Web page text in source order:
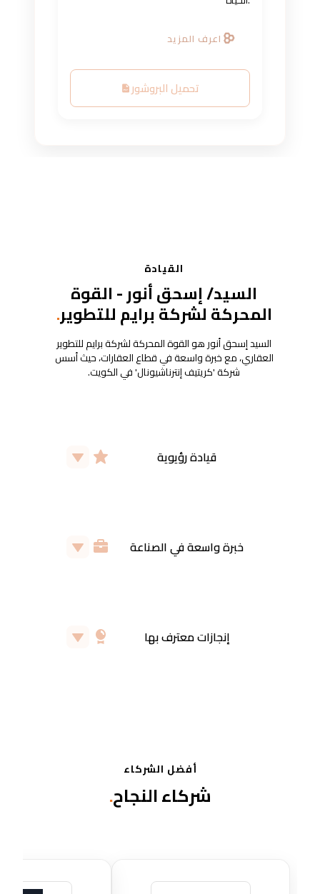
اعرف المزيد
تحميل البروشور
القيادة
السيد/ إسحق أنور - القوة
المحركة لشركة برايم للتطوير.
السيد إسحق أنور هو القوة المحركة لشركة برايم للتطوير
العقاري، مع خبرة واسعة في قطاع العقارات، حيث أسس
شركة 'كريتيف إنترناشيونال' في الكويت.
قيادة رؤيوية
خبرة واسعة في الصناعة
إنجازات معترف بها
أفضل الشركاء
شركاء النجاح.